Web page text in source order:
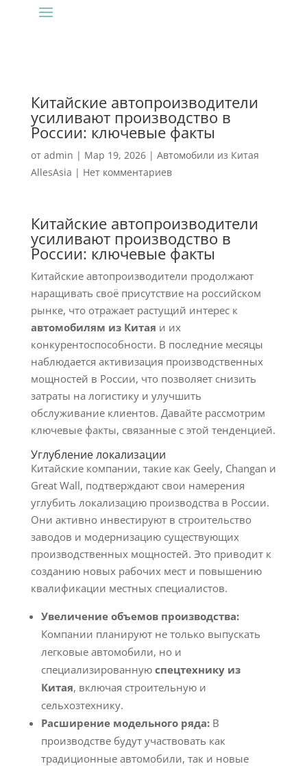
Китайские автопроизводители
усиливают производство в
России: ключевые факты
от admin | Мар 19, 2026| Автомобили из Китая
AllesAsia | Нет комментариев
Китайские автопроизводители
усиливают производство в
России: ключевые факты
Китайские автопроизводители продолжают
наращивать своё присутствие на российском
рынке, что отражает растущий интерес к
автомобилям из Китая и их
конкурентоспособности. В последние месяцы
наблюдается активизация производственных
мощностей в России, что позволяет снизить
затраты на логистику и улучшить
обслуживание клиентов. Давайте рассмотрим
ключевые факты, связанные с этой тенденцией.
Углубление локализации
Китайские компании, такие как Geely, Changan и
Great Wall, подтверждают свои намерения
углубить локализацию производства в России.
Они активно инвестируют в строительство
заводов и модернизацию существующих
производственных мощностей. Это приводит к
созданию новых рабочих мест и повышению
квалификации местных специалистов.
Увеличение объемов производства:
Компании планируют не только выпускать
легковые автомобили, но и
специализированную спецтехнику из
Китая, включая строительную и
сельхозтехнику.
Расширение модельного ряда:В
производстве будут участвовать как
традиционные автомобили, так и новые